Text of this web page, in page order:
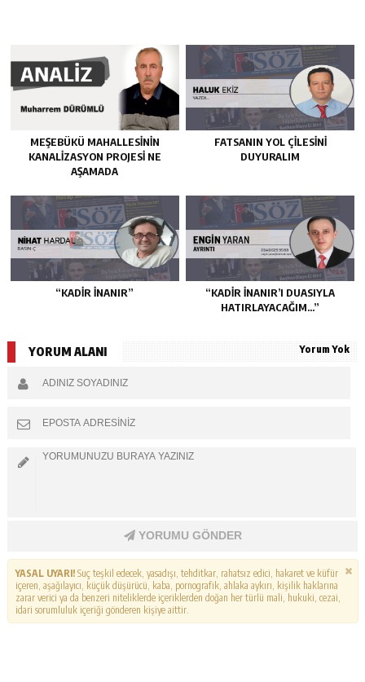
MEŞEBÜKÜ MAHALLESİNİN
KANALİZASYON PROJESİ NE
AŞAMADA
FATSANIN YOL ÇİLESİNİ
DUYURALIM
“KADIR İNANIR”
“KADIR İNANIR’I DUASIYLA
HATIRLAYACAĞIM…”
YORUM ALANI Yorum Yok
YORUMU GÖNDER
YASAL UYARI!Suç teşkil edecek, yasadışı, tehditkar, rahatsız edici, hakaret ve küfür
içeren, aşağılayıcı, küçük düşürücü, kaba, pornografik, ahlaka aykırı, kişilik haklarına
zarar verici ya da benzeri niteliklerde içeriklerden doğan her türlü mali, hukuki, cezai,
idari sorumluluk içeriği gönderen kişiye aittir.